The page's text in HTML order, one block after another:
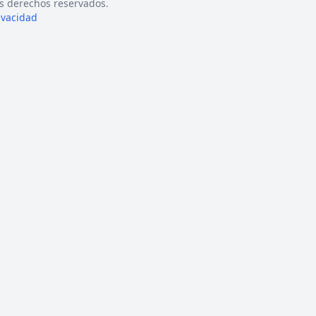
derechos reservados.